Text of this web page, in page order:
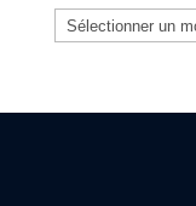
Archives